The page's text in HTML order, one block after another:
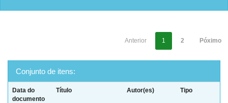
Anterior 1 2 Póximo
Conjunto de itens:
Data do
documento
Título Autor(es) Tipo